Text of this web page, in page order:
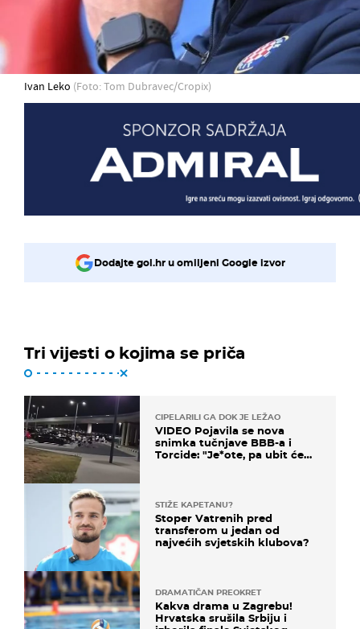
Ivan Leko (Foto: Tom Dubravec/Cropix)
Dodajte gol.hr u omiljeni Google izvor
Tri vijesti o kojima se priča
CIPELARILI GA DOK JE LEŽAO
VIDEO Pojavila se nova
snimka tučnjave BBB-a i
Torcide: "Je*ote, pa ubit će
STIŽE KAPETANU?
Stoper Vatrenih pred
transferom u jedan od
najvećih svjetskih klubova?
DRAMATIČAN PREOKRET
Kakva drama u Zagrebu!
Hrvatska srušila Srbiju i